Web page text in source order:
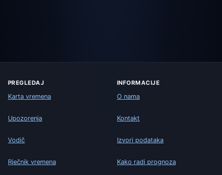
PREGLEDAJ
Karta vremena
Upozorenja
Vodič
Rječnik vremena
INFORMACIJE
O nama
Kontakt
Izvori podataka
Kako radi prognoza